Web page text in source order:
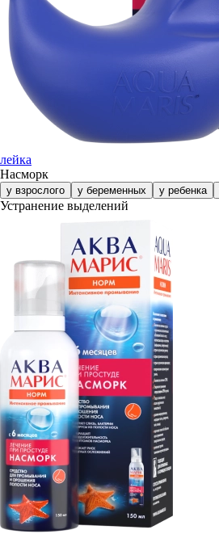
лейка
Насморк
у взрослого у беременных у ребенка
Устранение выделений